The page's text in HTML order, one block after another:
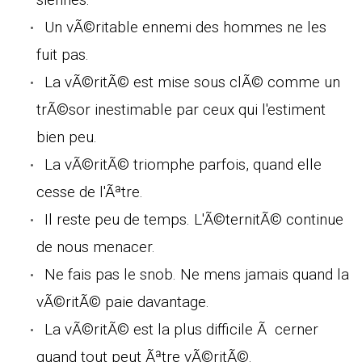
Un vÃ©ritable ennemi des hommes ne les
fuit pas.
La vÃ©ritÃ© est mise sous clÃ© comme un
trÃ©sor inestimable par ceux qui l'estiment
bien peu.
La vÃ©ritÃ© triomphe parfois, quand elle
cesse de l'Ãªtre.
Il reste peu de temps. L'Ã©ternitÃ© continue
de nous menacer.
Ne fais pas le snob. Ne mens jamais quand la
vÃ©ritÃ© paie davantage.
La vÃ©ritÃ© est la plus difficile Ã cerner
quand tout peut Ãªtre vÃ©ritÃ©.